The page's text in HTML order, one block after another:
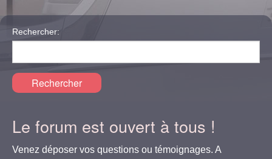
Rechercher:
Rechercher
Le forum est ouvert à tous !
Venez déposer vos questions ou témoignages. A